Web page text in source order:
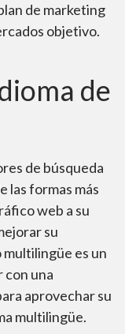
de marketing
objetivo.
de
de búsqueda
las formas más
web a su
su
es un
con una
aprovechar su
multilingüe.